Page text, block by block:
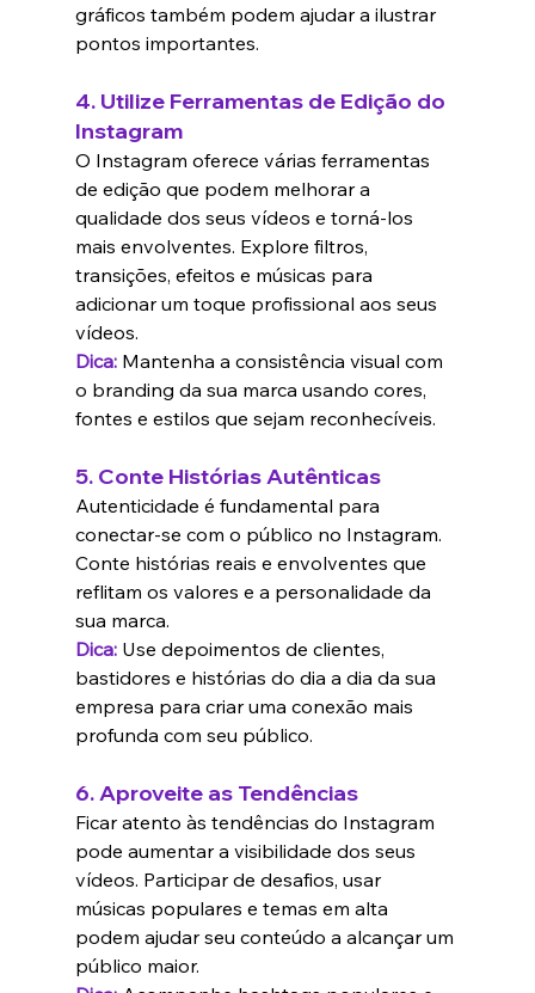
gráficos também podem ajudar a ilustrar
pontos importantes.
4. Utilize Ferramentas de Edição do
Instagram
O Instagram oferece várias ferramentas
de edição que podem melhorar a
qualidade dos seus vídeos e torná-los
mais envolventes. Explore filtros,
transições, efeitos e músicas para
adicionar um toque profissional aos seus
vídeos.
Dica: Mantenha a consistência visual com
o branding da sua marca usando cores,
fontes e estilos que sejam reconhecíveis.
5. Conte Histórias Autênticas
Autenticidade é fundamental para
conectar-se com o público no Instagram.
Conte histórias reais e envolventes que
reflitam os valores e a personalidade da
sua marca.
Dica: Use depoimentos de clientes,
bastidores e histórias do dia a dia da sua
empresa para criar uma conexão mais
profunda com seu público.
6. Aproveite as Tendências
Ficar atento às tendências do Instagram
pode aumentar a visibilidade dos seus
vídeos. Participar de desafios, usar
músicas populares e temas em alta
podem ajudar seu conteúdo a alcançar um
público maior.